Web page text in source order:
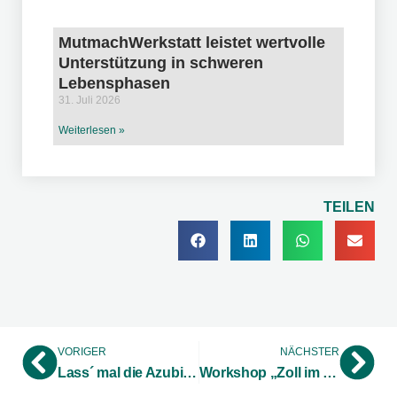
MutmachWerkstatt leistet wertvolle
Unterstützung in schweren
Lebensphasen
31. Juli 2026
Weiterlesen »
TEILEN
VORIGER
Lass´ mal die Azubis ran! Auszubildende treiben als Digiscouts Digitalisierung voran
NÄCHSTER
Workshop „Zoll im Dialog“ klärt auf und kommt an